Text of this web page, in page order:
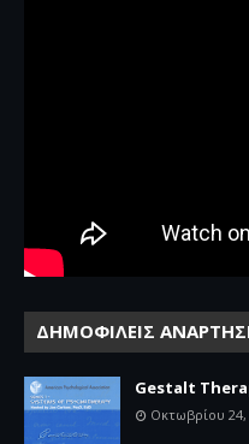
ΔΗΜΟΦΙΛΕΙΣ
Gestalt
Οκτωβρίου 24,